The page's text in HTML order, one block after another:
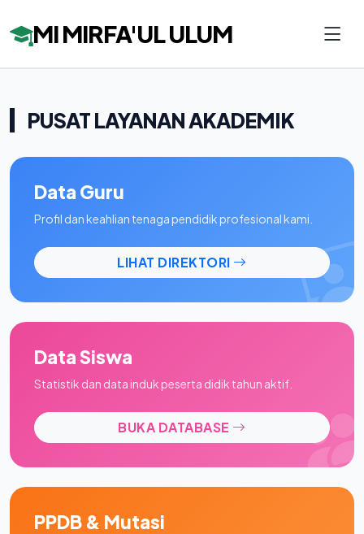
MI MIRFA'UL ULUM
PUSAT LAYANAN AKADEMIK
Data Guru
Profil dan keahlian tenaga pendidik profesional kami.
LIHAT DIREKTORI
Data Siswa
Statistik dan data induk peserta didik tahun aktif.
BUKA DATABASE
PPDB & Mutasi